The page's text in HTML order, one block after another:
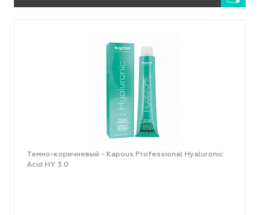
Темно-коричневый - Kapous Professional Hyaluronic
Acid HY 3.0